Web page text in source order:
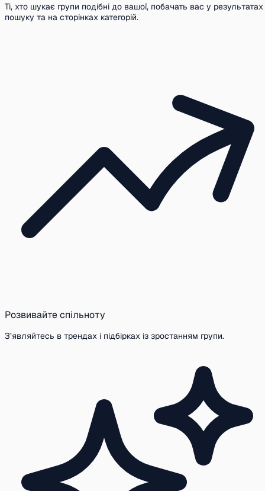
Ті, хто шукає групи подібні до вашої, побачать вас у результатах
пошуку та на сторінках категорій.
Розвивайте спільноту
З’являйтесь в трендах і підбірках із зростанням групи.